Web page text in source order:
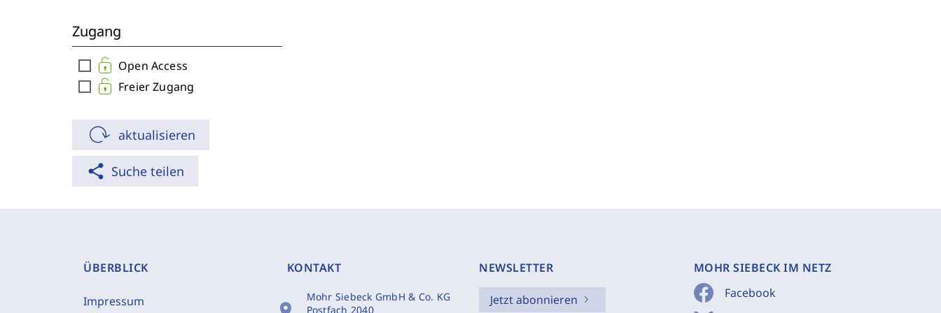
Zugang
check_box_outline_blank Open Access
check_box_outline_blank Freier Zugang
aktualisieren
share Suche teilen
ÜBERBLICK
Impressum
KONTAKT
Mohr Siebeck GmbH & Co. KG
Postfach 2040
NEWSLETTER
Jetzt abonnieren
MOHR SIEBECK IM NETZ
Facebook